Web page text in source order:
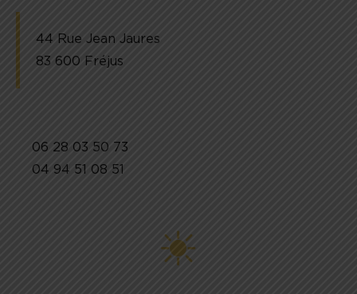
44 Rue Jean Jaures
83 600 Fréjus
06 28 03 50 73
04 94 51 08 51